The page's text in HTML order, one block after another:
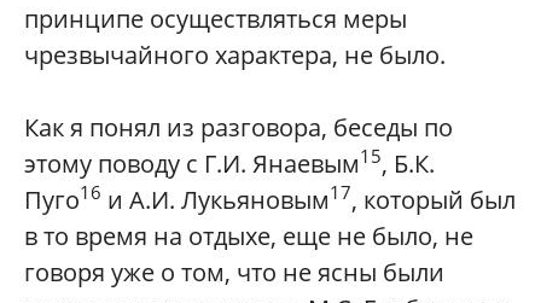
принципе осуществляться меры
чрезвычайного характера, не было.
Как я понял из разговора, беседы по
этому поводу с Г.И. Янаевым15, Б.К.
Пуго16 и А.И. Лукьяновым17, который был
в то время на отдыхе, еще не было, не
говоря уже о том, что не ясны были